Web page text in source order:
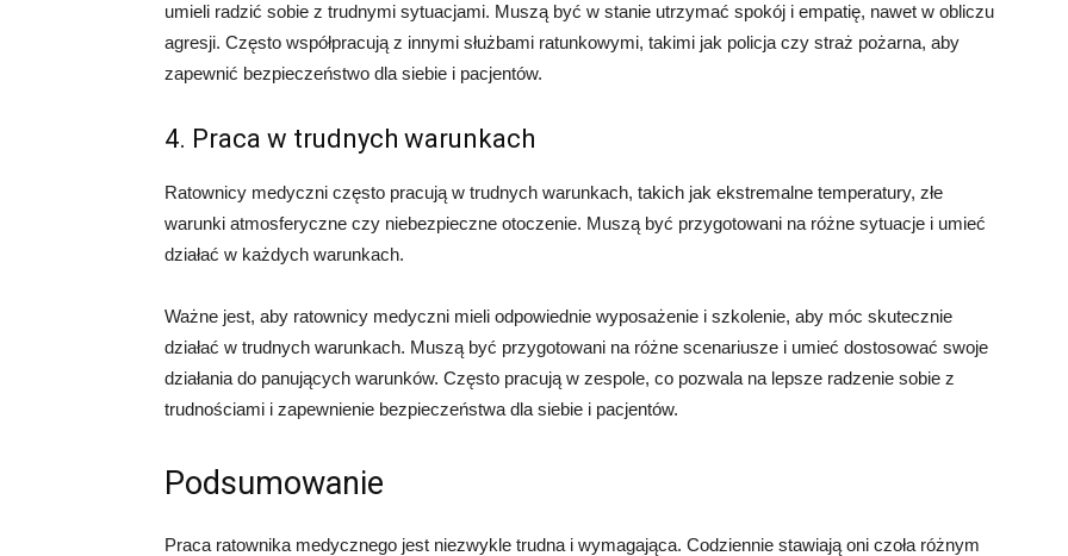
umieli radzić sobie z trudnymi sytuacjami. Muszą być w stanie utrzymać spokój i empatię, nawet w obliczu
agresji. Często współpracują z innymi służbami ratunkowymi, takimi jak policja czy straż pożarna, aby
zapewnić bezpieczeństwo dla siebie i pacjentów.
4. Praca w trudnych warunkach
Ratownicy medyczni często pracują w trudnych warunkach, takich jak ekstremalne temperatury, złe
warunki atmosferyczne czy niebezpieczne otoczenie. Muszą być przygotowani na różne sytuacje i umieć
działać w każdych warunkach.
Ważne jest, aby ratownicy medyczni mieli odpowiednie wyposażenie i szkolenie, aby móc skutecznie
działać w trudnych warunkach. Muszą być przygotowani na różne scenariusze i umieć dostosować swoje
działania do panujących warunków. Często pracują w zespole, co pozwala na lepsze radzenie sobie z
trudnościami i zapewnienie bezpieczeństwa dla siebie i pacjentów.
Podsumowanie
Praca ratownika medycznego jest niezwykle trudna i wymagająca. Codziennie stawiają oni czoła różnym